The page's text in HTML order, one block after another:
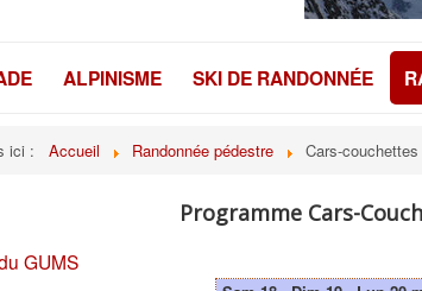
ALPINISME SKI DE RANDONNÉE
ici : Accueil Randonnée pédestre Cars-couchettes
GUMS
Programme Cars-